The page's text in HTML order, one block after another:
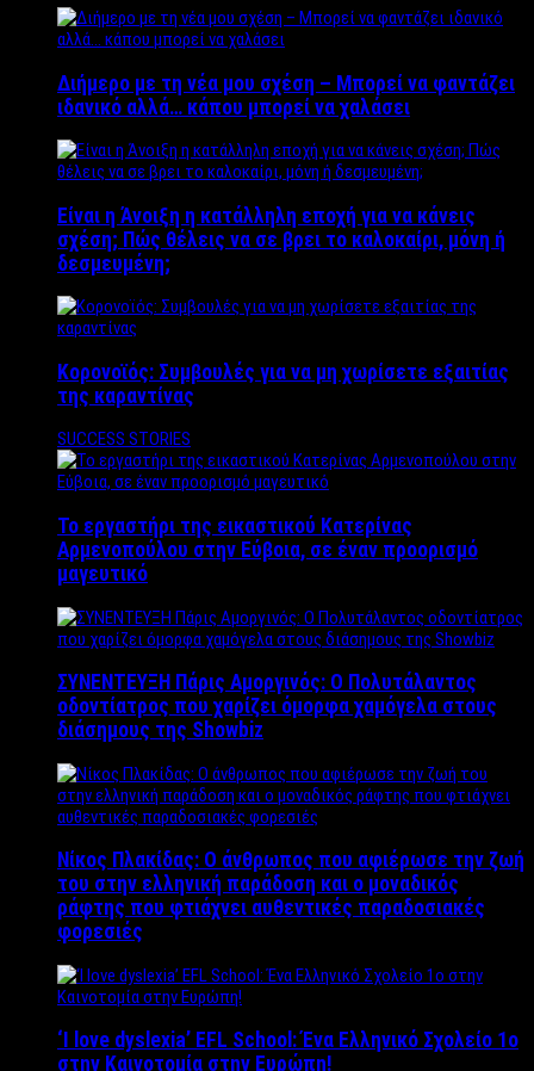
Διήμερο με τη νέα μου σχέση – Μπορεί να φαντάζει
ιδανικό αλλά… κάπου μπορεί να χαλάσει
Είναι η Άνοιξη η κατάλληλη εποχή για να κάνεις
σχέση; Πώς θέλεις να σε βρει το καλοκαίρι, μόνη ή
δεσμευμένη;
Κορονοϊός: Συμβουλές για να μη χωρίσετε εξαιτίας
της καραντίνας
SUCCESS STORIES
Το εργαστήρι της εικαστικού Κατερίνας
Αρμενοπούλου στην Εύβοια, σε έναν προορισμό
μαγευτικό
ΣΥΝΕΝΤΕΥΞΗ Πάρις Αμοργινός: O Πολυτάλαντος
οδοντίατρος που χαρίζει όμορφα χαμόγελα στους
διάσημους της Showbiz
Νίκος Πλακίδας: O άνθρωπος που αφιέρωσε την ζωή
του στην ελληνική παράδοση και ο μοναδικός
ράφτης που φτιάχνει αυθεντικές παραδοσιακές
φορεσιές
‘Ι love dyslexia’ EFL School: Ένα Ελληνικό Σχολείo 1ο
στην Καινοτομία στην Ευρώπη!